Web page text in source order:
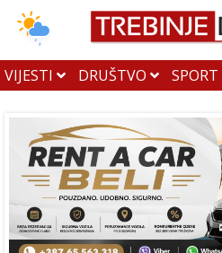
VIJESTI DRUŠTVO SPORT